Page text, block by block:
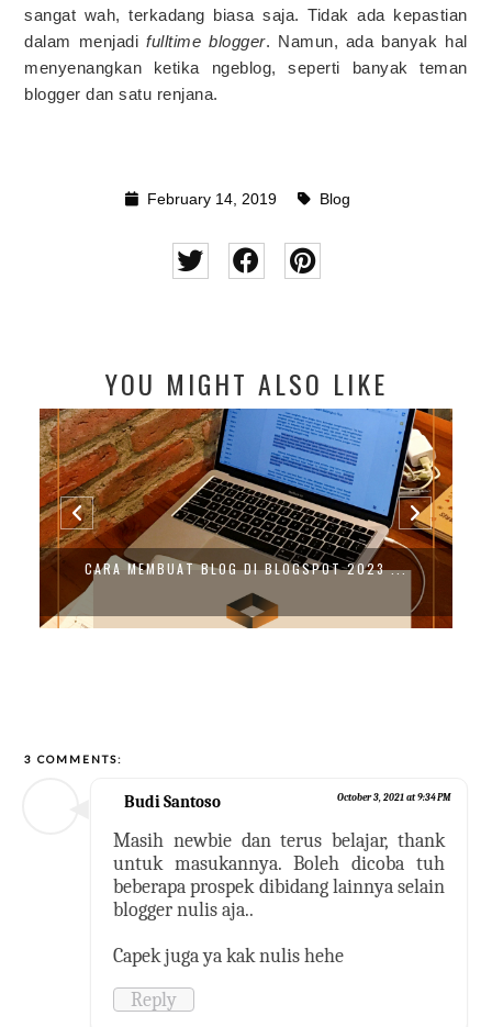
sangat wah, terkadang biasa saja. Tidak ada kepastian
dalam menjadifulltime blogger. Namun, ada banyak hal
menyenangkan ketika ngeblog, seperti banyak teman
blogger dan satu renjana.
February 14, 2019 Blog
YOU MIGHT ALSO LIKE
CARA MEMBUAT BLOG DI BLOGSPOT 2023 ...
3 COMMENTS:
Budi Santoso October 3, 2021 at 9:34 PM
Masih newbie dan terus belajar, thank
untuk masukannya. Boleh dicoba tuh
beberapa prospek dibidang lainnya selain
blogger nulis aja..
Capek juga ya kak nulis hehe
Reply